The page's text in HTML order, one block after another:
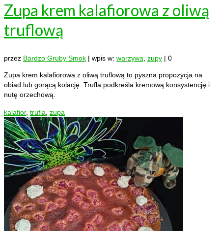
Zupa krem kalafiorowa z oliwą
truflową
przez Bardzo Gruby Smok | wpis w: warzywa zupy | 0
Zupa krem kalafiorowa z oliwą truflową to pyszna propozycja na
obiad lub gorącą kolację. Trufla podkreśla kremową konsystencję i
nutę orzechową.
kalafior, trufla zupa